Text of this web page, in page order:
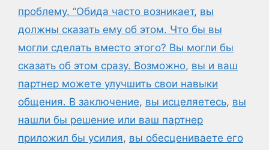
проблему. “Обида часто возникает, вы
должны сказать ему об этом. Что бы вы
могли сделать вместо этого? Вы могли бы
сказать об этом сразу. Возможно, вы и ваш
партнер можете улучшить свои навыки
общения. В заключение, вы исцеляетесь, вы
нашли бы решение или ваш партнер
приложил бы усилия, вы обесцениваете его